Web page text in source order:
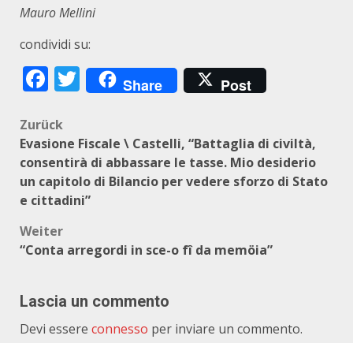
Mauro Mellini
condividi su:
Facebook
Twitter
Share Post
Beitragsnavigation
Zurück
Evasione Fiscale \ Castelli, “Battaglia di civiltà,
consentirà di abbassare le tasse. Mio desiderio
un capitolo di Bilancio per vedere sforzo di Stato
e cittadini”
Weiter
“Conta arregordi in sce-o fî da memöia”
Lascia un commento
Devi essere connesso per inviare un commento.